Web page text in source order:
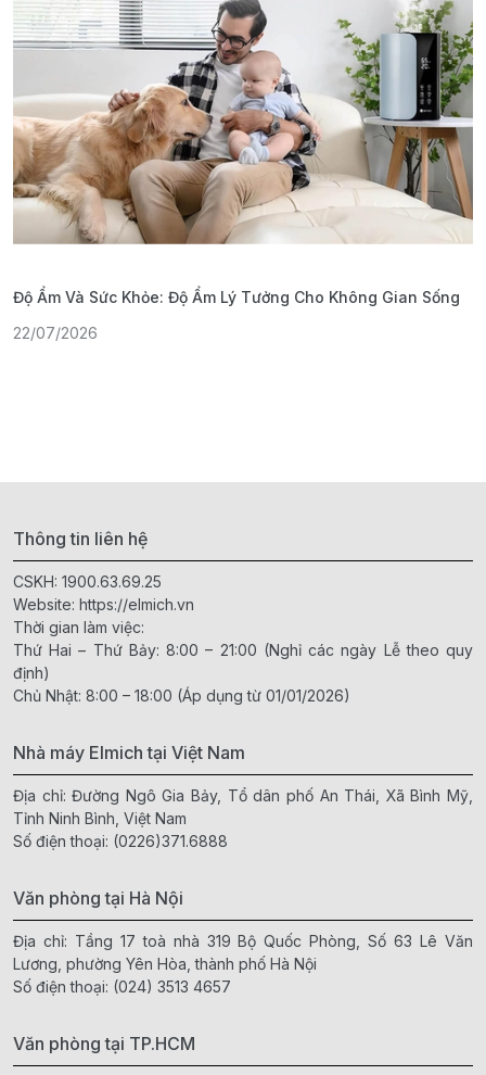
Độ Ẩm Và Sức Khỏe: Độ Ẩm Lý Tưởng Cho Không Gian Sống
22/07/2026
Thông tin liên hệ
CSKH: 1900.63.69.25
Website: https://elmich.vn
Thời gian làm việc:
Thứ Hai – Thứ Bảy: 8:00 – 21:00 (Nghỉ các ngày Lễ theo quy
định)
Chủ Nhật: 8:00 – 18:00 (Áp dụng từ 01/01/2026)
Nhà máy Elmich tại Việt Nam
Địa chỉ: Đường Ngô Gia Bảy, Tổ dân phố An Thái, Xã Bình Mỹ,
Tỉnh Ninh Bình, Việt Nam
Số điện thoại: (0226)371.6888
Văn phòng tại Hà Nội
Địa chỉ: Tầng 17 toà nhà 319 Bộ Quốc Phòng, Số 63 Lê Văn
Lương, phường Yên Hòa, thành phố Hà Nội
Số điện thoại: (024) 3513 4657
Văn phòng tại TP.HCM